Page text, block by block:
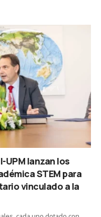
UPM lanzan los
STEM para
vinculado a la